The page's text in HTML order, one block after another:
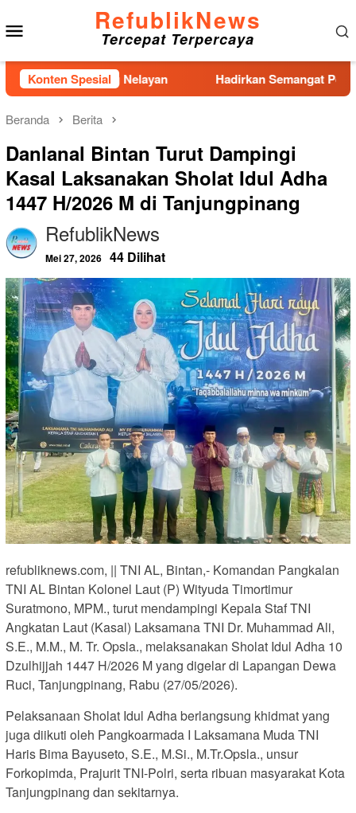
ke
konten
RefublikNews
Tercepat Terpercaya
Konten Spesial
Kampung Nelayan Hadirkan Semangat Pengabdian
Beranda Berita
Danlanal Bintan Turut Dampingi
Kasal Laksanakan Sholat Idul Adha
1447 H/2026 M di Tanjungpinang
RefublikNews
Mei 27, 2026 44 Dilihat
refubliknews.com, || TNI AL, Bintan,- Komandan Pangkalan
TNI AL Bintan Kolonel Laut (P) Wityuda Timortimur
Suratmono, MPM., turut mendampingi Kepala Staf TNI
Angkatan Laut (Kasal) Laksamana TNI Dr. Muhammad Ali,
S.E., M.M., M. Tr. Opsla., melaksanakan Sholat Idul Adha 10
Dzulhijjah 1447 H/2026 M yang digelar di Lapangan Dewa
Ruci, Tanjungpinang, Rabu (27/05/2026).
Pelaksanaan Sholat Idul Adha berlangsung khidmat yang
juga diikuti oleh Pangkoarmada I Laksamana Muda TNI
Haris Bima Bayuseto, S.E., M.Si., M.Tr.Opsla., unsur
Forkopimda, Prajurit TNI-Polri, serta ribuan masyarakat Kota
Tanjungpinang dan sekitarnya.